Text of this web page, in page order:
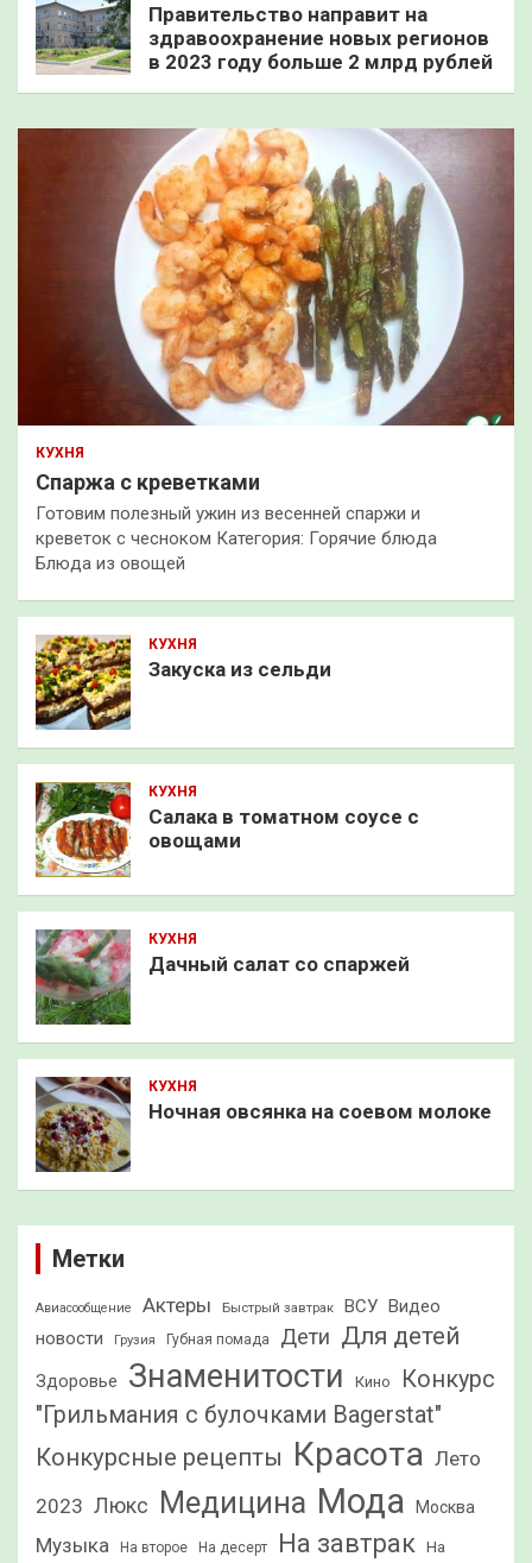
Правительство направит на
здравоохранение новых регионов
в 2023 году больше 2 млрд рублей
КУХНЯ
Спаржа с креветками
Готовим полезный ужин из весенней спаржи и
креветок с чесноком Категория: Горячие блюда
Блюда из овощей
КУХНЯ
Закуска из сельди
КУХНЯ
Салака в томатном соусе с
овощами
КУХНЯ
Дачный салат со спаржей
КУХНЯ
Ночная овсянка на соевом молоке
Метки
Авиасообщение Актеры Быстрый завтрак ВСУ
Видео
новости
Грузия Губная помада Дети Для детей
Здоровье Знаменитости Кино
Конкурс
"Грильмания с булочками Bagerstat"
Конкурсные рецепты Красота Лето
2023 Люкс Медицина Мода Москва
Музыка На второе На десерт На завтрак На